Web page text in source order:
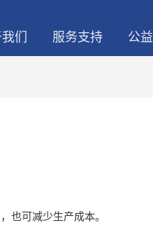
们 服务支持 公益
也可减少生产成本。